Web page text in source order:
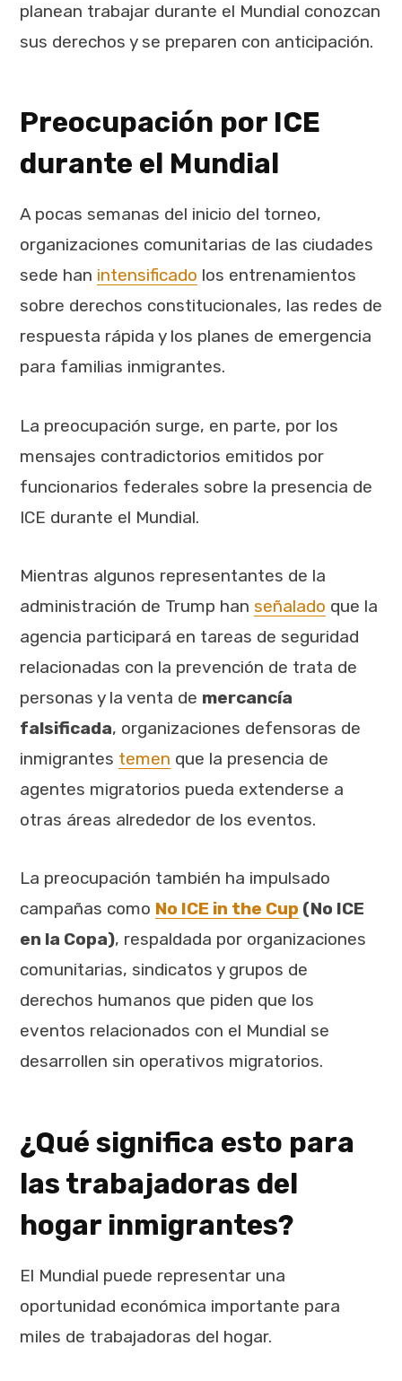
planean trabajar durante el Mundial conozcan
sus derechos y se preparen con anticipación.
Preocupación por ICE
durante el Mundial
A pocas semanas del inicio del torneo,
organizaciones comunitarias de las ciudades
sede han intensificado los entrenamientos
sobre derechos constitucionales, las redes de
respuesta rápida y los planes de emergencia
para familias inmigrantes.
La preocupación surge, en parte, por los
mensajes contradictorios emitidos por
funcionarios federales sobre la presencia de
ICE durante el Mundial.
Mientras algunos representantes de la
administración de Trump han señalado que la
agencia participará en tareas de seguridad
relacionadas con la prevención de trata de
personas y la venta de mercancía
falsificada, organizaciones defensoras de
inmigrantes temen que la presencia de
agentes migratorios pueda extenderse a
otras áreas alrededor de los eventos.
La preocupación también ha impulsado
campañas como No ICE in the Cup (No ICE
en la Copa), respaldada por organizaciones
comunitarias, sindicatos y grupos de
derechos humanos que piden que los
eventos relacionados con el Mundial se
desarrollen sin operativos migratorios.
¿Qué significa esto para
las trabajadoras del
hogar inmigrantes?
El Mundial puede representar una
oportunidad económica importante para
miles de trabajadoras del hogar.